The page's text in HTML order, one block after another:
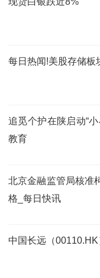
每日热闻!美股存储板
追觅个护在陕启动“
教育
北京金融监管局核准
格_每日快讯
中国长远（